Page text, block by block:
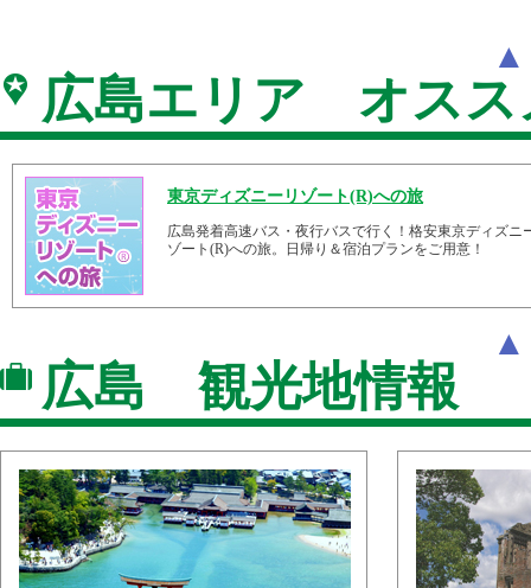
広島エリア オスス
東京ディズニーリゾート(R)への旅
広島発着高速バス・夜行バスで行く！格安東京ディズニ
ゾート(R)への旅。日帰り＆宿泊プランをご用意！
広島 観光地情報